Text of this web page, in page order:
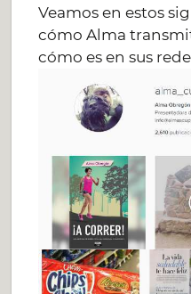
Veamos en estos
cómo Alma
cómo es en sus